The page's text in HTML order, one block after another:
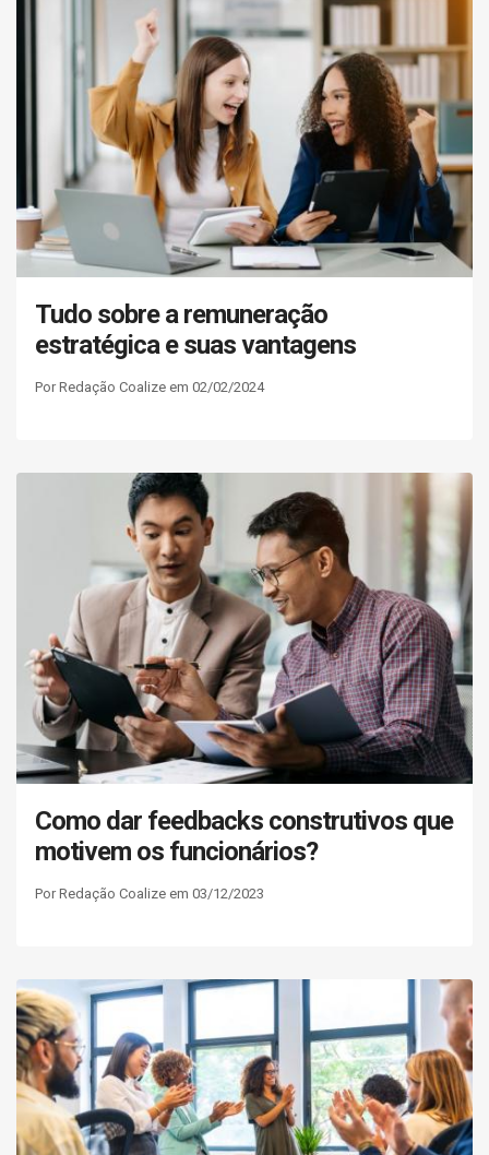
Tudo sobre a remuneração
estratégica e suas vantagens
Por Redação Coalize em 02/02/2024
Como dar feedbacks construtivos que
motivem os funcionários?
Por Redação Coalize em 03/12/2023